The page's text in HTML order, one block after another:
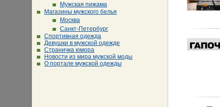
Мужская пижама
Магазины мужского белья
Москва
Санкт-Петербург
Спортивная одежда
Девушки в мужской одежде
Страничка юмора
Новости из мира мужской моды
О портале мужской одежды